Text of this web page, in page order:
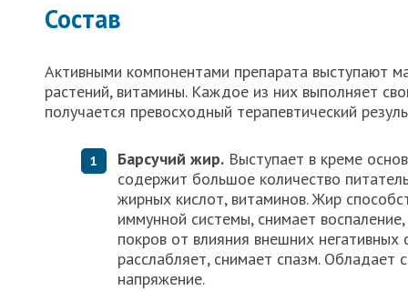
Состав
Активными компонентами препарата выступают
растений, витамины. Каждое из них выполняет
получается превосходный терапевтический
Барсучий жир. Выступает в креме
содержит большое количество
жирных кислот, витаминов. Жир
иммунной системы, снимает
покров от влияния внешних негативных
расслабляет, снимает спазм. Обладает
напряжение.